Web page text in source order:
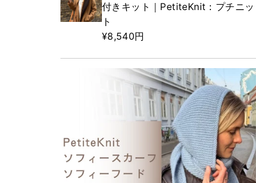
付きキット｜PetiteKnit：プチニッ
ト
¥8,540円